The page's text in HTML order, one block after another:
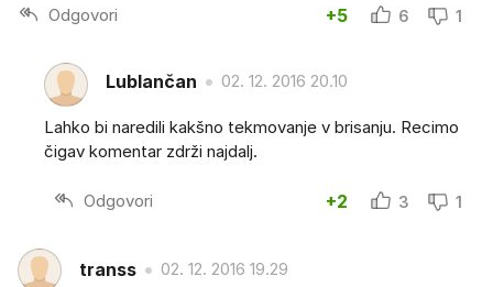
Odgovori +5 6 1
Lublančan 02. 12. 2016 20.10
Lahko bi naredili kakšno tekmovanje v brisanju. Recimo
čigav komentar zdrži najdalj.
Odgovori +2 3 1
transs 02. 12. 2016 19.29